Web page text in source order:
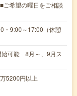
ご希望の曜日をご相談
・9:00～17:00（休憩
可能 8月～、9月ス
5200円以上